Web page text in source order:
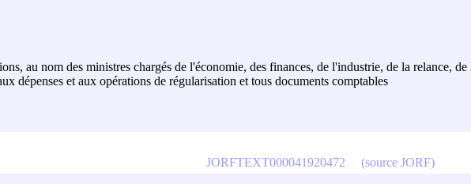
au nom des ministres chargés de l'économie, des finances, de l'industrie, de la relance,
dépenses et aux opérations de régularisation et tous documents comptables
JORFTEXT000041920472 (source JORF)